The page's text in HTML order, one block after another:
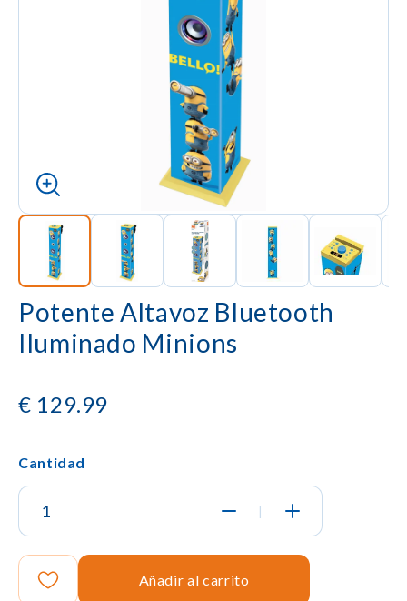
Potente Altavoz Bluetooth
Iluminado Minions
€ 129.99
Cantidad
|
Añadir al carrito